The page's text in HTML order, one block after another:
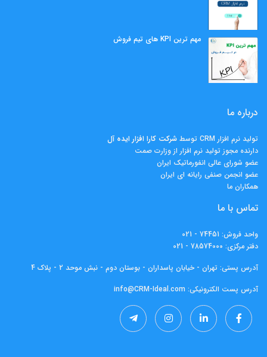
مهم ‌ترین KPI های تیم فروش
درباره ما
تولید نرم افزار CRM توسط
شرکت کارا افزار ايده آل
دارنده مجوز تولید نرم افزار از وزارت صمت
عضو شورای عالی انفورماتیک ایران
عضو انجمن صنفی رایانه ای ایران
همکاران ما
تماس با ما
واحد فروش: 74451 - 021
دفتر مرکزی: 78574000 - 021
آدرس پستی: تهران - خیابان پاسداران - بوستان دوم - نبش موحد 2 - پلاک 4
آدرس پست الکترونیکی: info@CRM-Ideal.com